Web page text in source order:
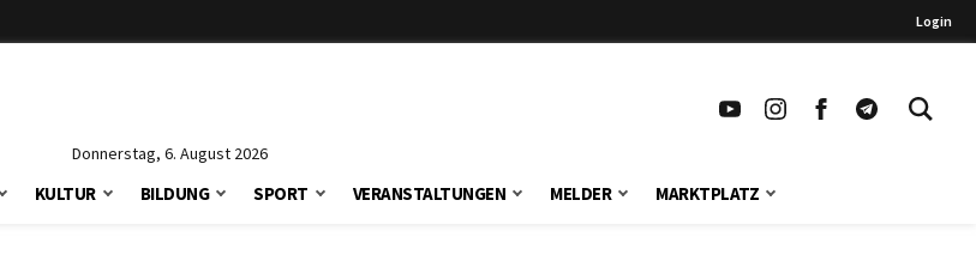
Login
Donnerstag, 6. August 2026
KULTUR BILDUNG SPORT VERANSTALTUNGEN MELDER MARKTPLATZ